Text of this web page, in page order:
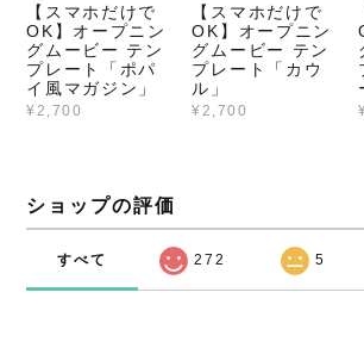
【スマホだけで
OK】オープニン
グムービー テン
プレート「ポパ
イ風マガジン」
¥2,700
【スマホだけで
OK】オープニン
グムービー テン
プレート「カウ
ル」
¥2,700
ショップの評価
すべて 272 5